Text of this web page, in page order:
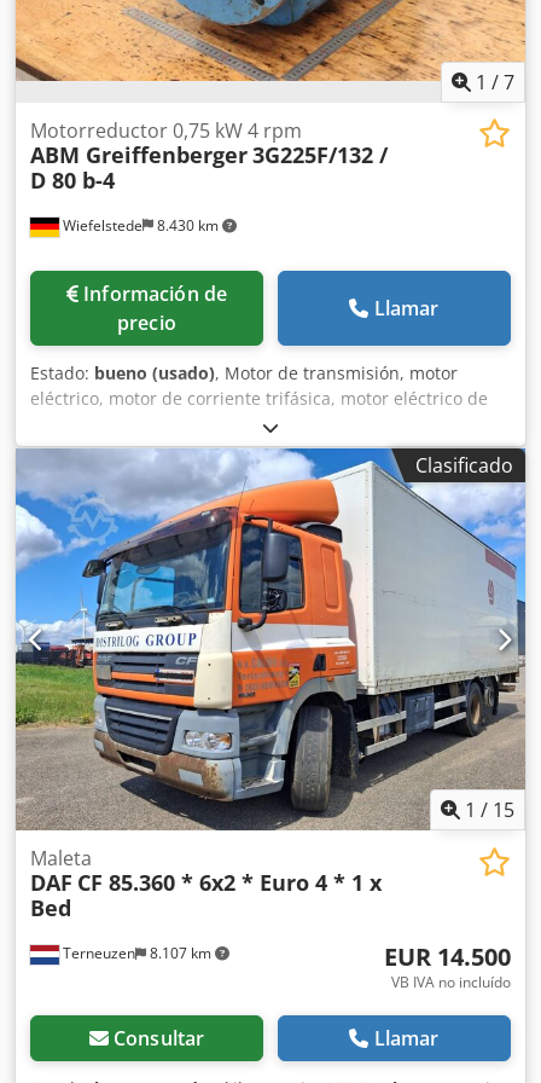
1 /7
Wiefelstede 8.430 km
Motorreductor 0,75 kW 4 rpm
ABM Greiffenberger3G225F/132 /
D 80 b-4
Información de
precio
Llamar
Estado: bueno (usado), Motor de transmisión, motor
eléctrico, motor de corriente trifásica, motor eléctrico de
transmisión, motor para grúa -Fabricante: ABM
Greiffenberger -Motor: Tipo 3G225F/132 / D 80 b-4 -
Potencia: 0,75 kW -Velocidad: 4 rpm -Diseño: B5 Dcsdpfx
Apexamghoyek -Eje: Ø 65 x 105 mm -Grado de protección:
IP 54/55 -Dimensiones: 705/305/A400 mm -Peso: 106 kg
Clasificado
1 / 15
Terneuzen 8.107 km
Maleta
DAF CF 85.360 * 6x2 * Euro 4 * 1 x
Bed
EUR 14.500
VB IVA no incluído
Consultar Llamar